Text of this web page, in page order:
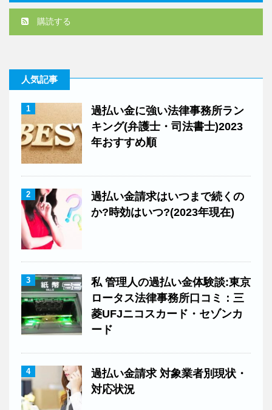
購読する
人気記事
1
過払い金に強い法律事務所ラン
キング(弁護士・司法書士)2023
年おすすめ順
2
過払い金請求はいつまで続くの
か?時効はいつ?(2023年現在)
3
私 管理人の過払い金体験談:東京
ロータス法律事務所口コミ：三
菱UFJニコスカード・セゾンカ
ード
4
過払い金請求 対象業者別現状・
対応状況